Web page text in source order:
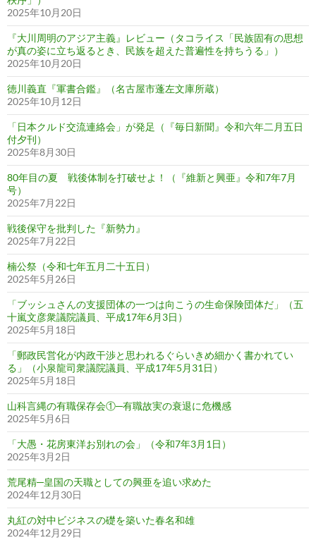
2025年10月20日
『大川周明のアジア主義』レビュー（タコライス「民族固有の思想
が真の姿に立ち返るとき、民族を超えた普遍性を持ちうる」）
2025年10月20日
徳川義直『軍書合鑑』（名古屋市蓬左文庫所蔵）
2025年10月12日
「日本クルド交流連絡会」が発足（『毎日新聞』令和六年二月五日
付夕刊）
2025年8月30日
80年目の夏 戦後体制を打破せよ！（『維新と興亜』令和7年7月
号）
2025年7月22日
戦後保守を批判した『新勢力』
2025年7月22日
楠公祭（令和七年五月二十五日）
2025年5月26日
「ブッシュさんの支援団体の一つは向こうの生命保険団体だ」（五
十嵐文彦衆議院議員、平成17年6月3日）
2025年5月18日
「郵政民営化が内政干渉と思われるぐらいきめ細かく書かれてい
る」（小泉龍司衆議院議員、平成17年5月31日）
2025年5月18日
山科言縄の有職保存会①─有職故実の衰退に危機感
2025年5月6日
「大愚・花房東洋お別れの会」（令和7年3月1日）
2025年3月2日
荒尾精─皇国の天職としての興亜を追い求めた
2024年12月30日
丸紅の対中ビジネスの礎を築いた春名和雄
2024年12月29日